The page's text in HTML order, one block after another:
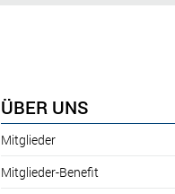
ÜBER UNS
Mitglieder
Mitglieder-Benefit